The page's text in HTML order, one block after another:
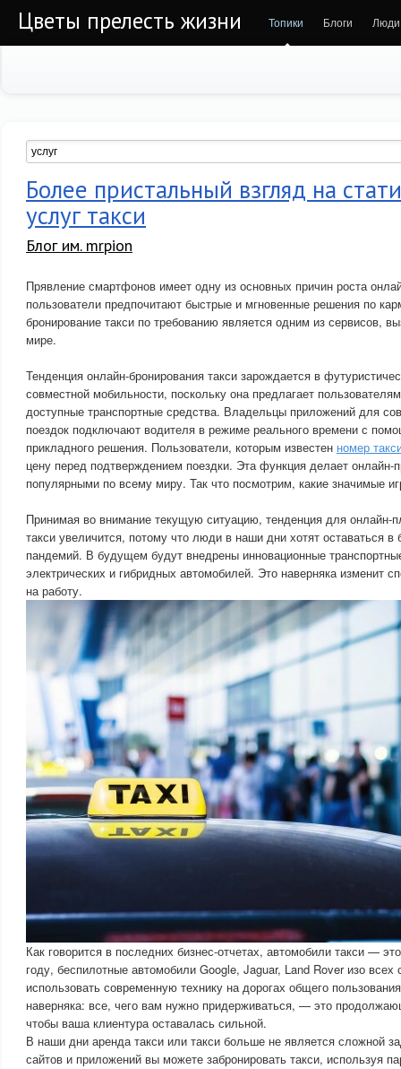
Цветы прелесть жизни Топики Блоги Люди
Более пристальный взгляд на
услуг такси
Блог им. mrpion
Прявление смартфонов имеет одну из основных причин роста
пользователи предпочитают быстрые и мгновенные решения по
бронирование такси по требованию является одним из сервисов,
мире.
Тенденция онлайн-бронирования такси зарождается в
совместной мобильности, поскольку она предлагает
доступные транспортные средства. Владельцы приложений для
поездок подключают водителя в режиме реального времени с
прикладного решения. Пользователи, которым известен номер
цену перед подтверждением поездки. Эта функция делает онлайн-
популярными по всему миру. Так что посмотрим, какие значимые
Принимая во внимание текущую ситуацию, тенденция для онлайн-
такси увеличится, потому что люди в наши дни хотят оставаться в
пандемий. В будущем будут внедрены инновационные
электрических и гибридных автомобилей. Это наверняка изменит
на работу.
Как говорится в последних бизнес-отчетах, автомобили такси —
году, беспилотные автомобили Google, Jaguar, Land Rover изо всех
использовать современную технику на дорогах общего
наверняка: все, чего вам нужно придерживаться, — это
чтобы ваша клиентура оставалась сильной.
В наши дни аренда такси или такси больше не является сложной
сайтов и приложений вы можете забронировать такси, используя